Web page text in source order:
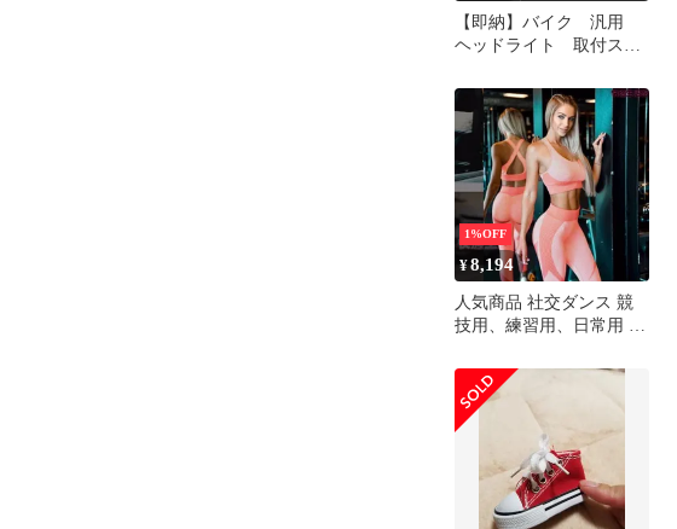
【即納】バイク 汎用
ヘッドライト 取付ステ
ム 28-36mm マグナ50
エイプ50 jazz
1%OFF
¥8,194
人気商品 社交ダンス 競
技用、練習用、日常用 ヨ
ッション ジム トレーニ
ングウェア 上下セット
lf706